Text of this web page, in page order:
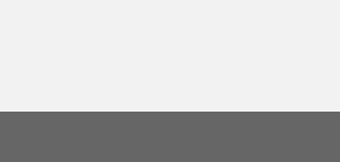
統一獅8:2味全龍